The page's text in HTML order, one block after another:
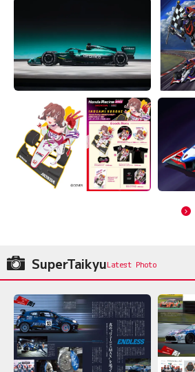
SuperTaikyu